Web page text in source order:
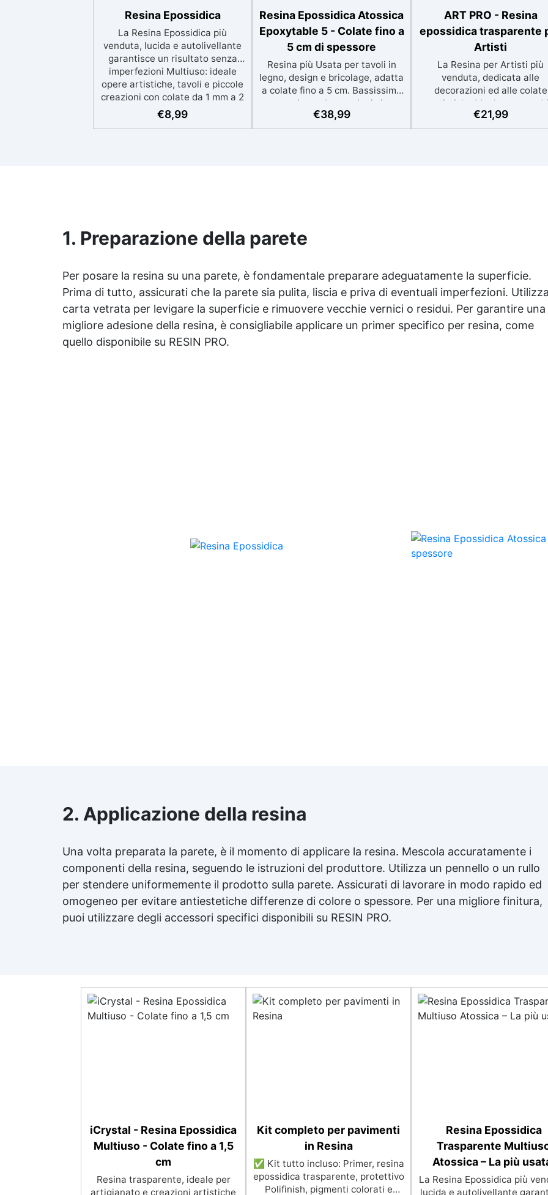
Resina Epossidica
La Resina Epossidica più
venduta, lucida e autolivellante
garantisce un risultato senza
imperfezioni Multiuso: ideale
opere artistiche, tavoli e piccole
creazioni con colate da 1 mm a 2
cm Resistente ai graffi e ai raggi
UV, garantendo opere durature,
€8,99
Resina Epossidica Atossica
Epoxytable 5 - Colate fino a
5 cm di spessore
Resina più Usata per tavoli in
legno, design e bricolage, adatta
a colate fino a 5 cm. Bassissima
esotermia per lavorazioni sicure
e senza surriscaldamenti.
Resistente a graffi e
€38,99
ART PRO - Resina
epossidica trasparente
Artisti
La Resina per Artisti più
venduta, dedicata alle
decorazioni ed alle colate
artistiche Ideale per quadri,
rivestimenti, vassoi e anche
piccole creazioni
€21,99
1. Preparazione della parete
Per posare la resina su una parete, è fondamentale preparare adeguatamente la superficie.
Prima di tutto, assicurati che la parete sia pulita, liscia e priva di eventuali imperfezioni. Utilizza
carta vetrata per levigare la superficie e rimuovere vecchie vernici o residui. Per garantire una
migliore adesione della resina, è consigliabile applicare un primer specifico per resina, come
quello disponibile su RESIN PRO.
2. Applicazione della resina
Una volta preparata la parete, è il momento di applicare la resina. Mescola accuratamente i
componenti della resina, seguendo le istruzioni del produttore. Utilizza un pennello o un rullo
per stendere uniformemente il prodotto sulla parete. Assicurati di lavorare in modo rapido ed
omogeneo per evitare antiestetiche differenze di colore o spessore. Per una migliore finitura,
puoi utilizzare degli accessori specifici disponibili su RESIN PRO.
iCrystal - Resina Epossidica
Multiuso - Colate fino a 1,5
cm
Resina trasparente, ideale per
artigianato e creazioni artistiche
Kit completo per pavimenti
in Resina
✅ Kit tutto incluso: Primer, resina
epossidica trasparente, protettivo
Polifinish, pigmenti colorati e
Resina Epossidica
Trasparente
Atossica – La più
La Resina Epossidica più
lucida e autolivellante